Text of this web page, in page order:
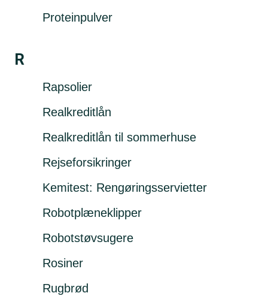
Proteinpulver
R
Rapsolier
Realkreditlån
Realkreditlån til sommerhuse
Rejseforsikringer
Kemitest: Rengøringsservietter
Robotplæneklipper
Robotstøvsugere
Rosiner
Rugbrød